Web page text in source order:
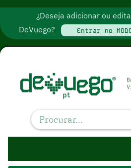
¿Deseja adicionar ou
DeVuego?
Entrar no